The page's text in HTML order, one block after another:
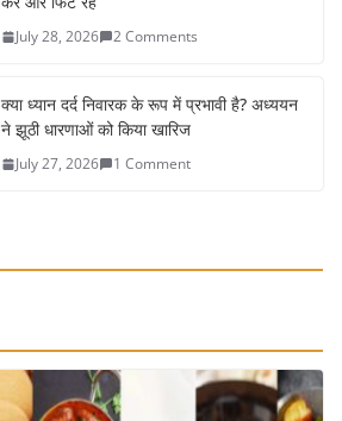
July 28, 2026 2 Comments
क्या ध्यान दर्द निवारक के रूप में प्रभावी है? अध्ययन
ने झूठी धारणाओं को किया खारिज
July 27, 2026 1 Comment